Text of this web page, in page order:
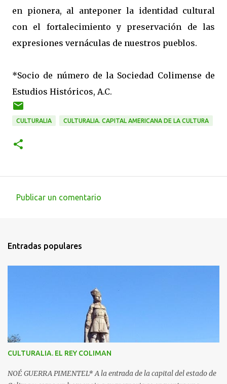
en pionera, al anteponer la identidad cultural
con el fortalecimiento y preservación de las
expresiones vernáculas de nuestros pueblos.
*Socio de número de la Sociedad Colimense de
Estudios Históricos, A.C.
CULTURALIA CULTURALIA. CAPITAL AMERICANA DE LA CULTURA
e
n
o
s
Publicar un comentario
Entradas populares
CULTURALIA. EL REY COLIMAN
NOÉ GUERRA PIMENTEL* A la entrada de la capital del estado de